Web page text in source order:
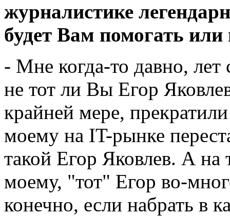
журналистике
будет Вам помогать
- Мне когда-то давно, лет
не тот ли Вы Егор
крайней мере,
моему на IT-рынке
такой Егор Яковлев. А
моему, "тот" Егор во-
конечно, если набрать в